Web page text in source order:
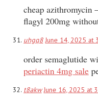
cheap azithromycin
flagyl 200mg
uhgq8 June 14, 2025 at
order semaglutide
periactin 4mg sale
t8akw June 16, 2025 at